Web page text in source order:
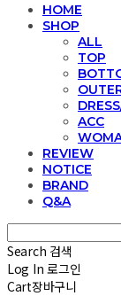
HOME
SHOP
ALL
TOP
ACC
REVIEW
NOTICE
BRAND
Q&A
Search 검색
Log In 로그인
Cart장바구니